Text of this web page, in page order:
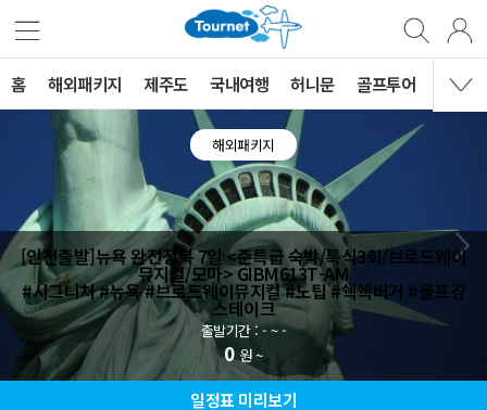
홈 해외패키지 제주도 국내여행 허니문 골프투어 MVG
해외패키지
[인천출발]뉴욕 완전정복 7일 <준특급 숙박/특식3회/브로드웨이
뮤지컬/모마> GIBM613T-AM
#시그니처 #뉴욕 #브로드웨이뮤지컬 #노팁 #쉑쉑버거 #울프강
스테이크
출발기간 : - ~ -
0원 ~
일정표 미리보기